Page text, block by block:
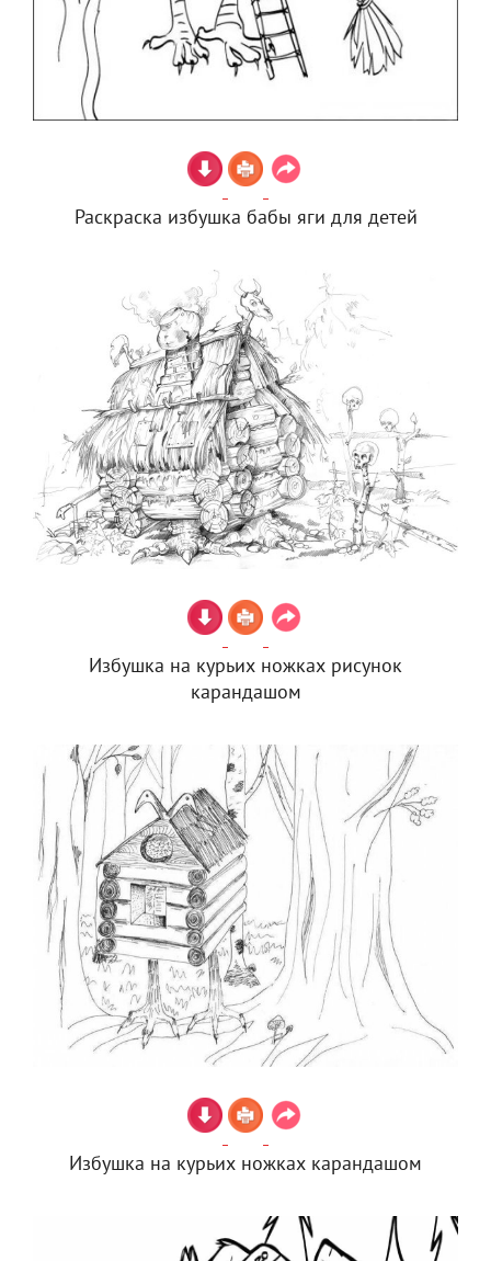
Раскраска избушка бабы яги для детей
Избушка на курьих ножках рисунок
карандашом
Избушка на курьих ножках карандашом